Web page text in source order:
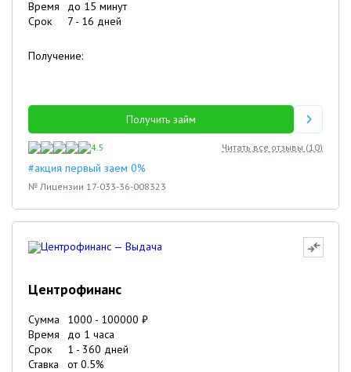
Время
до 15 минут
Срок
7 - 16 дней
Получение:
Получить займ
4.5 Читать все отзывы (10)
#акция первый заем 0%
№ Лицензии 17-033-36-008323
Центрофинанс
Сумма 1000 - 100000 ₽
Время
до 1 часа
Срок
1 - 360 дней
Ставка
от0.5%